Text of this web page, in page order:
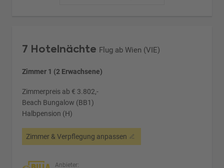
7 Hotelnächte Flug ab Wien (VIE)
Zimmer 1 (2 Erwachsene)
Zimmerpreis ab € 3.802,-
Beach Bungalow (BB1)
Halbpension (H)
Zimmer & Verpflegung anpassen
Anbieter: